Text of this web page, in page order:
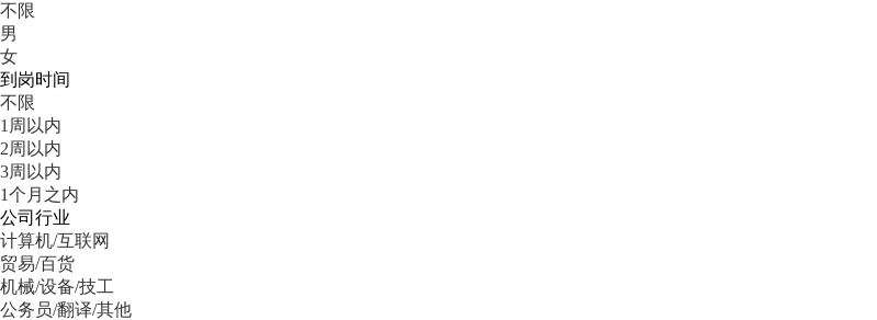
不限
男
女
到岗时间
不限
1周以内
2周以内
3周以内
1个月之内
公司行业
计算机/互联网
贸易/百货
机械/设备/技工
公务员/翻译/其他